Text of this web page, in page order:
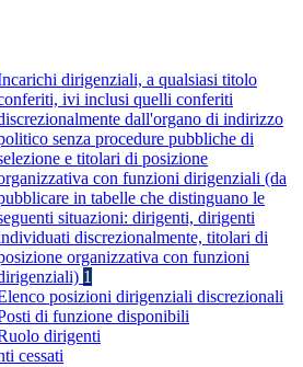
dirigenziali, a qualsiasi titolo
ivi inclusi quelli conferiti
dall'organo di indirizzo
senza procedure pubbliche di
e titolari di posizione
con funzioni dirigenziali (da
in tabelle che distinguano le
situazioni: dirigenti, dirigenti
discrezionalmente, titolari di
organizzativa con funzioni
1
posizioni dirigenziali discrezionali
di funzione disponibili
dirigenti
cessati